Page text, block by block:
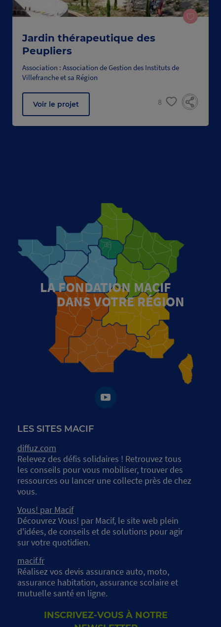
Jardin thérapeutique des
Peupliers
Association : Association de Gestion des Instituts de
Villefranche et sa Région
Voir le projet 8
LES SITES MACIF
diffuz.com
Relevez des défis solidaires ! Retrouvez tous
les conseils pour vous mobiliser, trouver des
ressources ou lancer une collecte près de chez
vous.
Vous! par Macif
Découvrez Vous! par Macif, le site web plein
d'idées, de conseils et de solutions pour agir
sur votre quotidien.
macif.fr
Réalisez vos devis assurance auto, moto,
assurance habitation, assurance scolaire et
mutuelle santé en ligne.
INSCRIVEZ-VOUS À NOTRE
LA FONDATION MACIF
DANS VOTRE RÉGION